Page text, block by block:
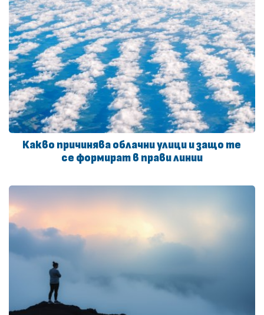
Какво причинява облачни улици и защо те
се формират в прави линии